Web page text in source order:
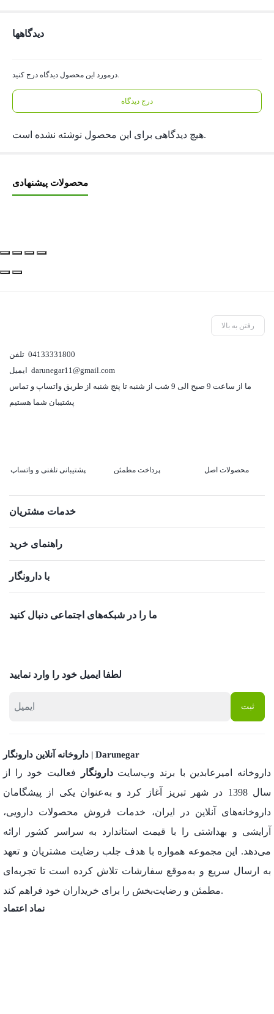
دیدگاهها
درمورد این محصول دیدگاه درج کنید.
درج دیدگاه
هیچ دیدگاهی برای این محصول نوشته نشده است.
محصولات پیشنهادی
رفتن به بالا
04133331800
darunegar11@gmail.com
ما از ساعت 9 صبح الی 9 شب از شنبه تا پنج شنبه از طریق واتساپ و تماس
پشتیبان شما هستیم
پشتیبانی تلفنی و واتساپ پرداخت مطمئن محصولات اصل
خدمات مشتریان
راهنمای خرید
با دارونگار
ما را در شبکه‌های اجتماعی دنبال کنید
لطفا ایمیل خود را وارد نمایید
داروخانه آنلاین دارونگار | Darunegar
داروخانه امیرعابدین با برند وب‌سایتدارونگار
فعالیت خود را از
سال 1398 در شهر تبریز آغاز کرد و به‌عنوان یکی از پیشگامان
داروخانه‌های آنلاین در ایران، خدمات فروش محصولات دارویی،
آرایشی و بهداشتی را با قیمت استاندارد به سراسر کشور ارائه
می‌دهد. این مجموعه همواره با هدف جلب رضایت مشتریان و تعهد
به ارسال سریع و به‌موقع سفارشات تلاش کرده است تا تجربه‌ای
مطمئن و رضایت‌بخش را برای خریداران خود فراهم کند.
نماد اعتماد